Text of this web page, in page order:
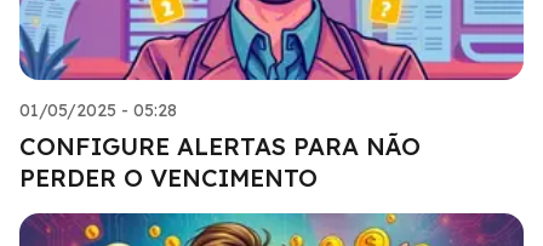
01/05/2025 - 05:28
CONFIGURE ALERTAS PARA NÃO
PERDER O VENCIMENTO